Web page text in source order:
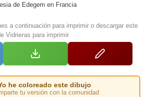
de Edegem en Francia
a continuación para imprimir o descargar este
Vidrieras para imprimir
he coloreado este dibujo
tu versión con la comunidad